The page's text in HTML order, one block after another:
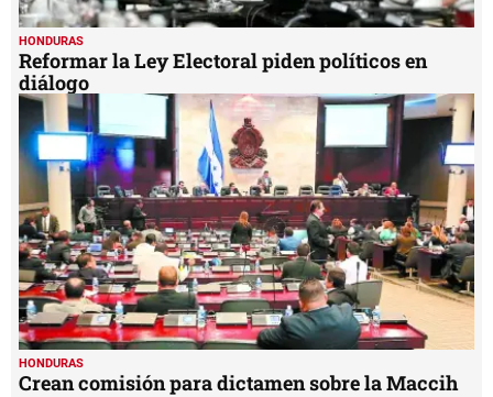
HONDURAS
Reformar la Ley Electoral piden políticos en
diálogo
HONDURAS
Crean comisión para dictamen sobre la Maccih